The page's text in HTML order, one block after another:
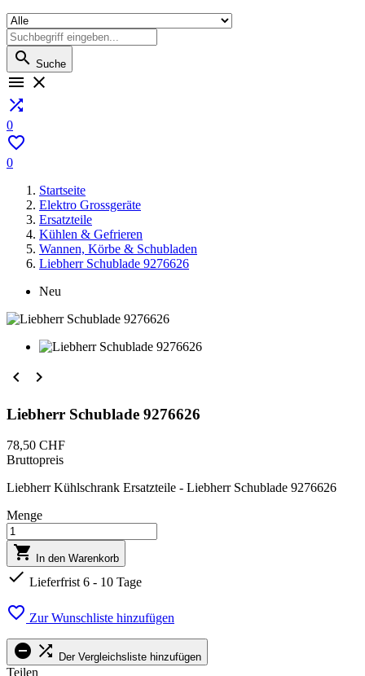
 Suche
 

0

0
Startseite
Elektro Grossgeräte
Ersatzteile
Kühlen & Gefrieren
Wannen, Körbe & Schubladen
Liebherr Schublade 9276626
Neu
 
Liebherr Schublade 9276626
78,50 CHF
Bruttopreis
Liebherr Kühlschrank Ersatzteile - Liebherr Schublade 9276626
Menge
 In den Warenkorb
 Lieferfrist 6 - 10 Tage
 Zur Wunschliste hinzufügen
  Der Vergleichsliste hinzufügen
Teilen